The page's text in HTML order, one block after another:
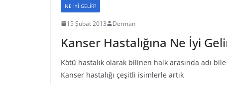
NE İYİ GELİR?
15 Şubat 2013 Derman
Kanser Hastalığına Ne İyi
Kötü hastalık olarak bilinen halk arasında adı
Kanser hastalığı çeşitli isimlerle artık